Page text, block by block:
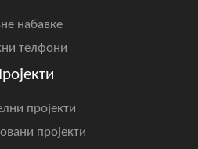
набавке
телфони
пројекти
пројекти